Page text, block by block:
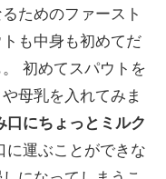
ためのファースト
も中身も初めてだ
初めてスパウトを
母乳を入れてみま
にちょっとミルク
に運ぶことができな